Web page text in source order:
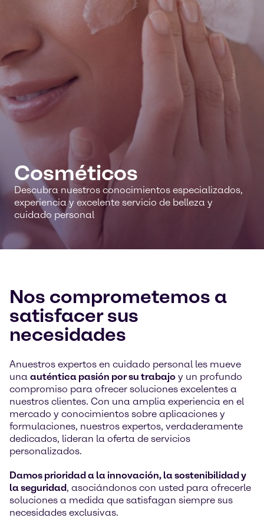
Cosméticos
Descubra nuestros conocimientos especializados,
experiencia y excelente servicio de belleza y
cuidado personal
Nos comprometemos a
satisfacer sus
necesidades
Anuestros expertos en cuidado personal les mueve
una auténtica pasión por su trabajo y un profundo
compromiso para ofrecer soluciones excelentes a
nuestros clientes. Con una amplia experiencia en el
mercado y conocimientos sobre aplicaciones y
formulaciones, nuestros expertos, verdaderamente
dedicados, lideran la oferta de servicios
personalizados.
Damos prioridad a la innovación, la sostenibilidad y
la seguridad, asociándonos con usted para ofrecerle
soluciones a medida que satisfagan siempre sus
necesidades exclusivas.